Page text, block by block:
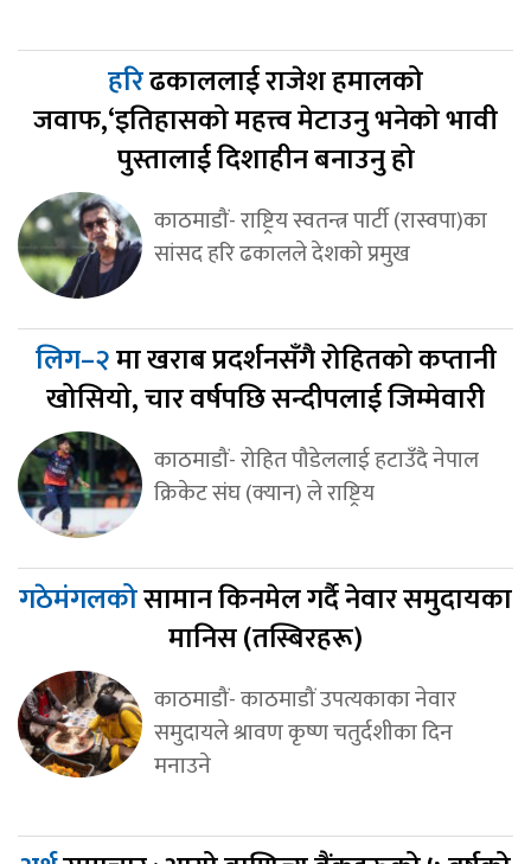
हरिढकाललाई राजेश हमालको
जवाफ,‘इतिहासको महत्त्व मेटाउनु भनेको भावी
पुस्तालाई दिशाहीन बनाउनु हो
काठमाडौं- राष्ट्रिय स्वतन्त्र पार्टी (रास्वपा)का
सांसद हरि ढकालले देशको प्रमुख
लिग–२मा खराब प्रदर्शनसँगै रोहितको कप्तानी
खोसियो, चार वर्षपछि सन्दीपलाई जिम्मेवारी
काठमाडौं- रोहित पौडेललाई हटाउँदै नेपाल
क्रिकेट संघ (क्यान) ले राष्ट्रिय
गठेमंगलकोसामान किनमेल गर्दै नेवार समुदायका
मानिस (तस्बिरहरू)
काठमाडौं- काठमाडौं उपत्यकाका नेवार
समुदायले श्रावण कृष्ण चतुर्दशीका दिन
मनाउने